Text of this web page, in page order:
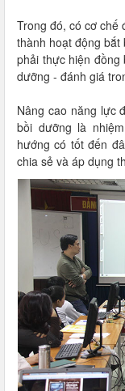
Trong đó, có cơ chế
thành hoạt động
phải thực hiện
dưỡng - đánh giá
Nâng cao năng lực
bồi dưỡng là
hướng có tốt đến
chia sẻ và áp dụng